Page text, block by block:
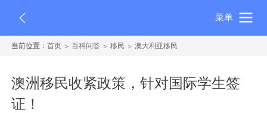
菜单
当前位置：首页 百科问答 移民 澳大利亚移民
澳洲移民收紧政策，针对国际学生签
证！